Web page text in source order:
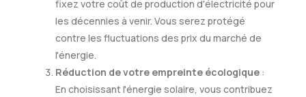
fixez votre coût de production d'électricité pour
les décennies à venir. Vous serez protégé
contre les fluctuations des prix du marché de
l'énergie.
Réduction de votre empreinte écologique :
En choisissant l'énergie solaire, vous contribuez